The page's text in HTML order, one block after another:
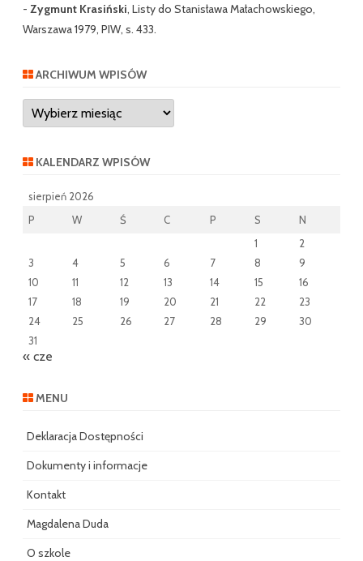
- Zygmunt Krasiński, Listy do Stanisława Małachowskiego,
Warszawa 1979, PIW, s. 433.
ARCHIWUM WPISÓW
Archiwum
wpisów
KALENDARZ WPISÓW
sierpień 2026
P
W Ś C P S
N
1
2
3
4 5 6 7 8
9
10
11 12 13 14 15
16
17
18 19 20 21 22
23
24
25 26 27 28 29
30
31
« cze
MENU
Deklaracja Dostępności
Dokumenty i informacje
Kontakt
Magdalena Duda
O szkole